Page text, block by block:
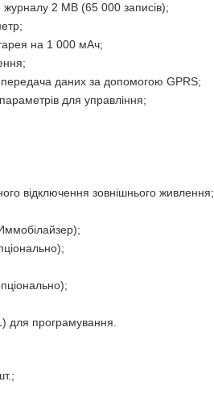
2 MB (65 000 записів);
на 1 000 мАч;
даних за допомогою GPRS;
для управління;
відключення зовнішнього живлення;
для програмування.